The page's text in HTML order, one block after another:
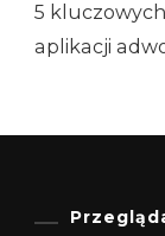
5
aplikacji